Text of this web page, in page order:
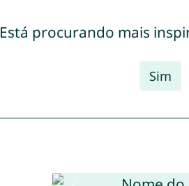
Está procurando mais
Sim